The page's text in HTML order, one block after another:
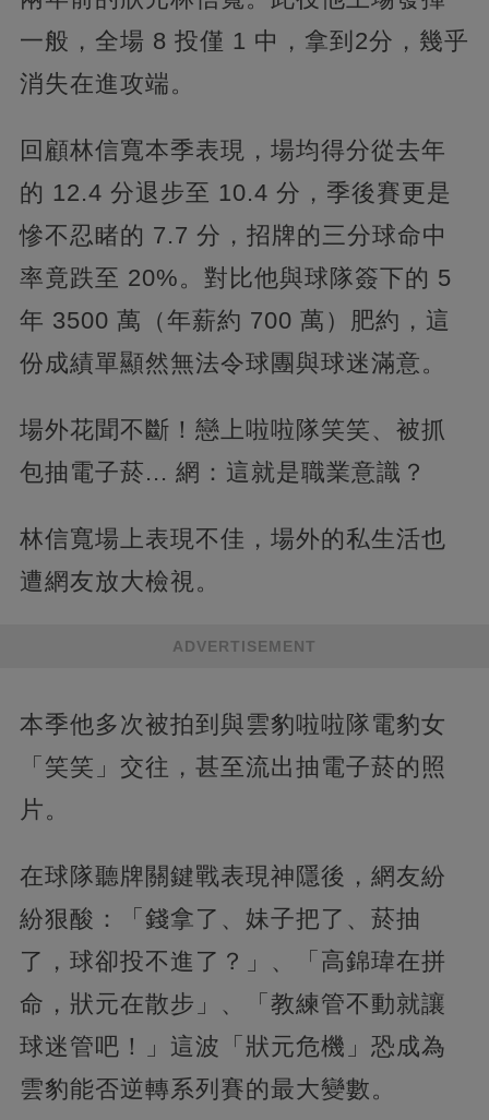
一般，全場 8 投僅 1 中，拿到2分，幾乎
消失在進攻端。
回顧林信寬本季表現，場均得分從去年
的 12.4 分退步至 10.4 分，季後賽更是
慘不忍睹的 7.7 分，招牌的三分球命中
率竟跌至 20%。對比他與球隊簽下的 5
年 3500 萬（年薪約 700 萬）肥約，這
份成績單顯然無法令球團與球迷滿意。
場外花聞不斷！戀上啦啦隊笑笑、被抓
包抽電子菸... 網：這就是職業意識？
林信寬場上表現不佳，場外的私生活也
遭網友放大檢視。
ADVERTISEMENT
本季他多次被拍到與雲豹啦啦隊電豹女
「笑笑」交往，甚至流出抽電子菸的照
片。
在球隊聽牌關鍵戰表現神隱後，網友紛
紛狠酸：「錢拿了、妹子把了、菸抽
了，球卻投不進了？」、「高錦瑋在拼
命，狀元在散步」、「教練管不動就讓
球迷管吧！」這波「狀元危機」恐成為
雲豹能否逆轉系列賽的最大變數。